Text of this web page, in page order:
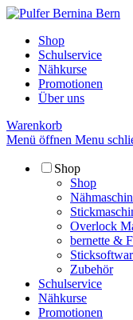
Shop
Schulservice
Nähkurse
Promotionen
Über uns
Warenkorb
Menü öffnen Menu
Shop
Shop
Overlock
bernette &
Zubehör
Schulservice
Nähkurse
Promotionen